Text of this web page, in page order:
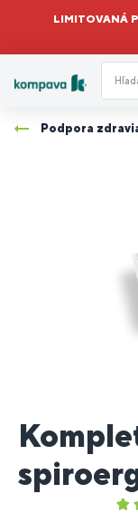
LIMITOVANÁ
Podpora